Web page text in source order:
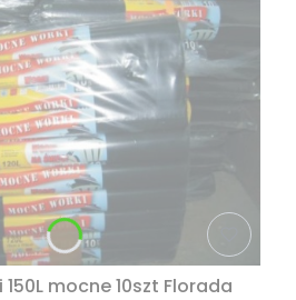
mocne 10szt Florada